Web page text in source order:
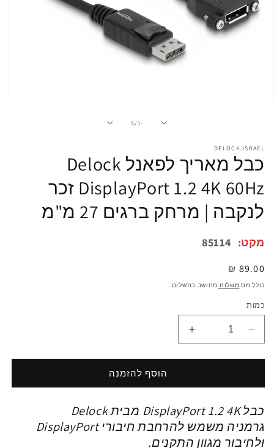
-1
/מתוך
5
DELOCK.ISRAEL
כבל מאריך לפאנל Delock
DisplayPort 1.2 4K 60Hz זכר
לנקבה | מרחק ברגים 27 מ"מ
מקט: 85114
מחיר
רגיל
89.00 ₪
כולל מס משלוח מחושב בתשלום.
כמות
הפחתת
כמות
ל
מאריך
Delock
DisplayPort
1.2
הגדלת
כמות
ל
מאריך
Delock
DisplayPort
1.2
הוסף להזמנה
כבל DisplayPort 1.2 4K מבית Delock
גרמניה
משמש להרחבת חיבורי DisplayPort
ולחיבור מגוון התקנים.